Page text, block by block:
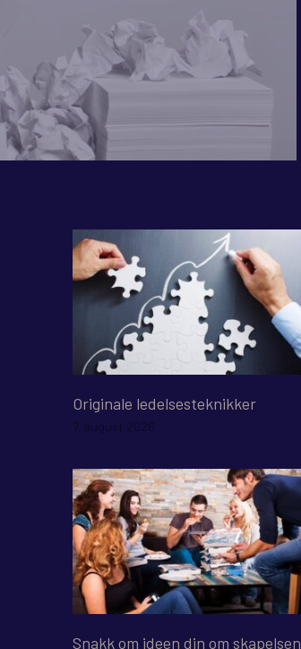
Originale ledelsesteknikker
7. august 2026
Snakk om ideen din om skapelsen